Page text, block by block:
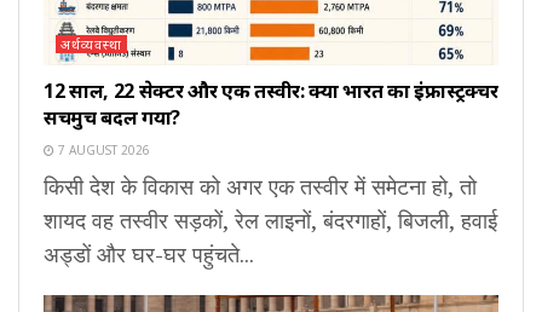
अर्थव्यवस्था
12 साल, 22 सेक्टर और एक तस्वीर: क्या भारत का इंफ्रास्ट्रक्चर
सचमुच बदल गया?
7 AUGUST 2026
किसी देश के विकास को अगर एक तस्वीर में समेटना हो, तो
शायद वह तस्वीर सड़कों, रेल लाइनों, बंदरगाहों, बिजली, हवाई
अड्डों और घर-घर पहुंचते...